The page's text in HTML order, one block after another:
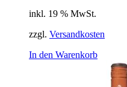
inkl. 19 % MwSt.
zzgl. Versandkosten
In den Warenkorb